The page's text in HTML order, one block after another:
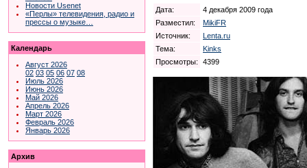
Новости Usenet
«Перлы» телевидения, радио и
прессы о музыке…
Календарь
Август 2026
02 03 05 06 07 08
Июль 2026
Июнь 2026
Май 2026
Апрель 2026
Март 2026
Февраль 2026
Январь 2026
Архив
Дата:
4 декабря 2009 года
Разместил:
MikiFR
Источник:
Lenta.ru
Тема:
Kinks
Просмотры:
4399